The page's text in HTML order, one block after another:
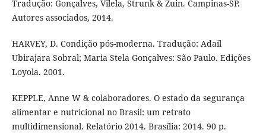
Tradução: Gonçalves, Vilela, Strunk & Zuin. Campinas-SP.
Autores associados, 2014.
HARVEY, D. Condição pós-moderna. Tradução: Adail
Ubirajara Sobral; Maria Stela Gonçalves: São Paulo. Edições
Loyola. 2001.
KEPPLE, Anne W & colaboradores. O estado da segurança
alimentar e nutricional no Brasil: um retrato
multidimensional. Relatório 2014. Brasília: 2014. 90 p.